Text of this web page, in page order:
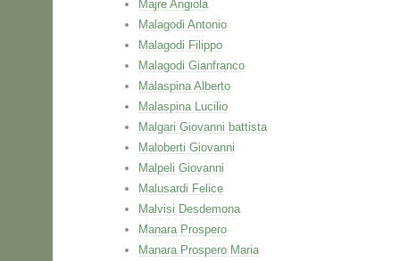
Majre Angiola
Malagodi Antonio
Malagodi Filippo
Malagodi Gianfranco
Malaspina Alberto
Malaspina Lucilio
Malgari Giovanni battista
Maloberti Giovanni
Malpeli Giovanni
Malusardi Felice
Malvisi Desdemona
Manara Prospero
Manara Prospero Maria